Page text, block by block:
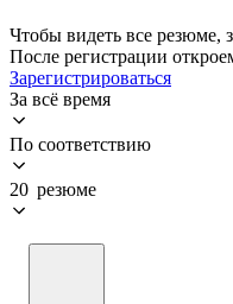
Чтобы видеть все резюме,
После регистрации
Зарегистрироваться
За всё время
По соответствию
20 резюме